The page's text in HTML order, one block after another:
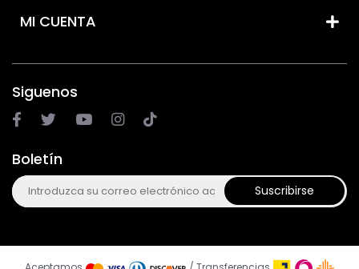
MI CUENTA
Siguenos
Boletín
Suscribirse